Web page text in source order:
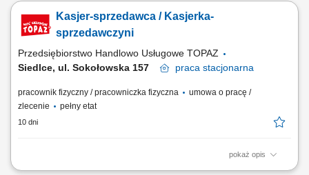
kasjerskie w sklepie budowlanym. Szukamy kogoś, kto nie tylko
sprawnie obsłuży klienta, ale też potrafi działać zespołowo, zachowując
Kasjer-sprzedawca / Kasjerka-
sprzedawczyni
Przedsiębiorstwo Handlowo Usługowe TOPAZ
Siedlce, ul. Sokołowska 157
praca stacjonarna
pracownik fizyczny / pracowniczka fizyczna
umowa o pracę /
zlecenie
pełny etat
10 dni
pokaż opis
Twoje zadania: Praca fizyczna w dziale warzyw i owoców. Obsługa kasy